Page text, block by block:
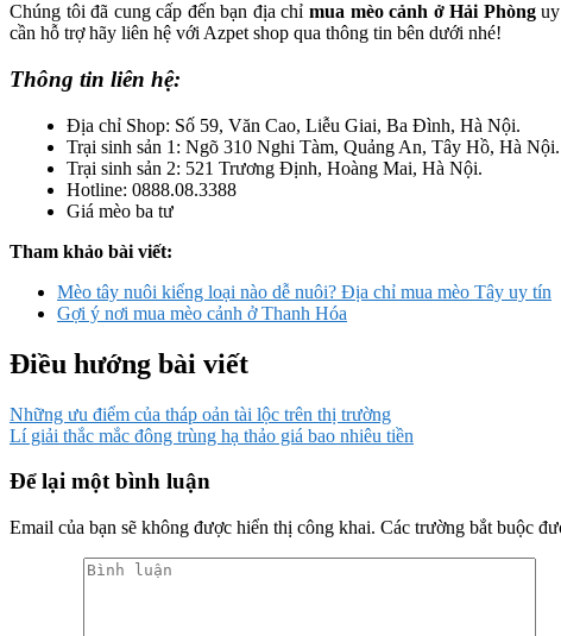
Chúng tôi đã cung cấp đến bạn địa chỉ mua mèo cảnh ở Hải Phònguy
cần hỗ trợ hãy liên hệ với Azpet shop qua thông tin bên dưới nhé!
Thông tin liên hệ:
Địa chỉ Shop: Số 59, Văn Cao, Liễu Giai, Ba Đình, Hà Nội.
Trại sinh sản 1: Ngõ 310 Nghi Tàm, Quảng An, Tây Hồ, Hà Nội.
Trại sinh sản 2: 521 Trương Định, Hoàng Mai, Hà Nội.
Hotline: 0888.08.3388
Giá mèo ba tư
Tham khảo bài viết:
Mèo tây nuôi kiểng loại nào dễ nuôi? Địa chỉ mua mèo Tây uy tín
Gợi ý nơi mua mèo cảnh ở Thanh Hóa
Điều hướng bài viết
Những ưu điểm của tháp oản tài lộc trên thị trường
Lí giải thắc mắc đông trùng hạ thảo giá bao nhiêu tiền
Để lại một bình luận
Email của bạn sẽ không được hiển thị công khai. Các trường bắt buộc